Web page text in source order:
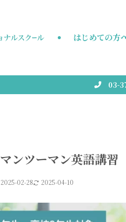
はじめての方
03-
マンツーマン英語講習
2025-02-28 2025-04-10